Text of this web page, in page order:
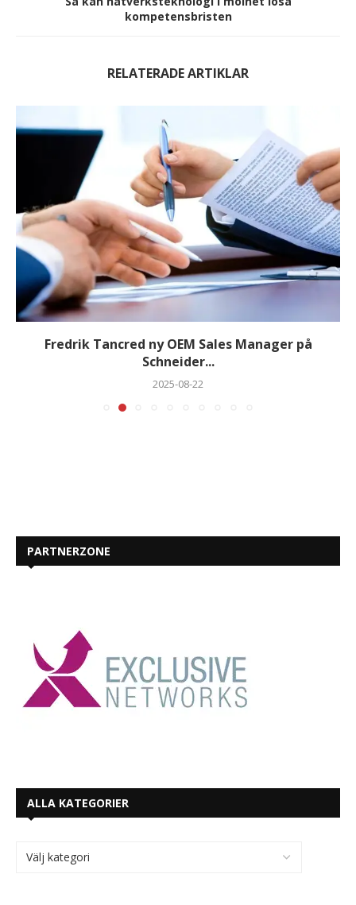
kompetensbristen
RELATERADE ARTIKLAR
Fredrik Tancred ny OEM Sales Manager på
Schneider...
2025-08-22
PARTNERZONE
ALLA KATEGORIER